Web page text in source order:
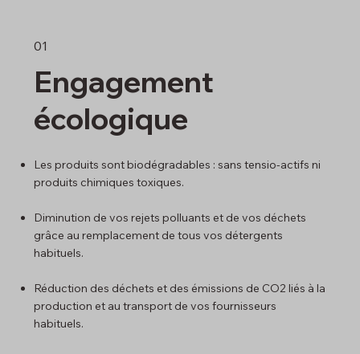
01
Engagement
écologique
Les produits sont biodégradables : sans tensio-actifs ni
produits chimiques toxiques.
Diminution de vos rejets polluants et de vos déchets
grâce au remplacement de tous vos détergents
habituels.
Réduction des déchets et des émissions de CO2 liés à la
production et au transport de vos fournisseurs
habituels.